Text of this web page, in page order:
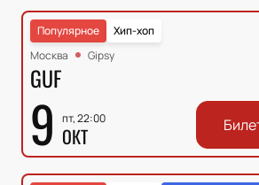
Хип-хоп
Популярное
Москва
Gipsy
GUF
9 пт, 22:00
ОКТ